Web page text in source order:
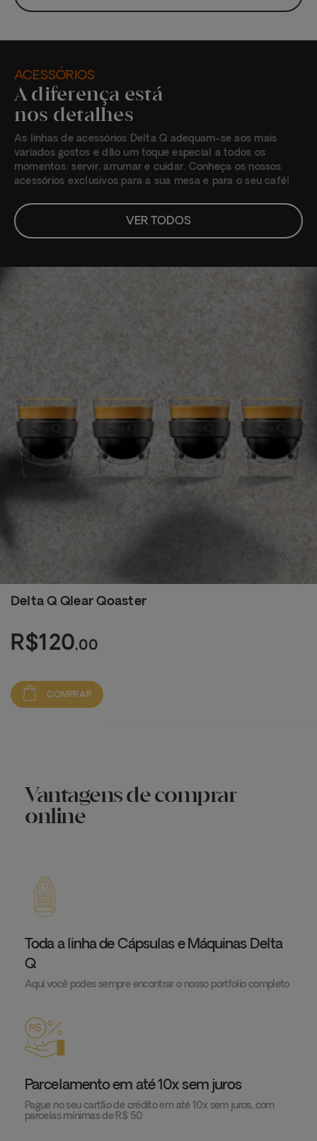
ACESSÓRIOS
A diferença está
nos detalhes
As linhas de acessórios Delta Q adequam-se aos mais
variados gostos e dão um toque especial a todos os
momentos: servir, arrumar e cuidar. Conheça os nossos
acessórios exclusivos para a sua mesa e para o seu café!
VER TODOS
Delta Q Qlear Qoaster
R$120,00
COMPRAR
Vantagens de comprar
online
Toda a linha de Cápsulas e Máquinas Delta
Q
Aqui você podes sempre encontrar o nosso portfolio completo
Parcelamento em até 10x sem juros
Pague no seu cartão de crédito em até 10x sem juros, com
parcelas mínimas de R$ 50